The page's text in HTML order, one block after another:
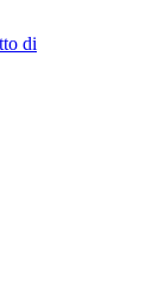
di